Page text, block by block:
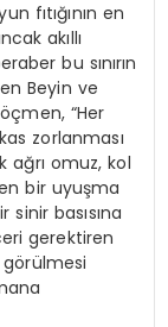
fıtığının en
akıllı
bu sınırın
Beyin ve
“Her
zorlanması
ağrı omuz, kol
bir uyuşma
basısına
gerektiren